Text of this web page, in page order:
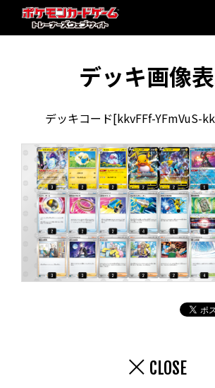
デッキ画像
デッキコード[kkvFFf-YFmVuS-
CLOSE